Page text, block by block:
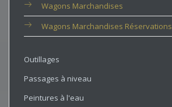
Wagons Marchandises
Wagons Marchandises Réservations
Outillages
Passages à niveau
Peintures à l'eau